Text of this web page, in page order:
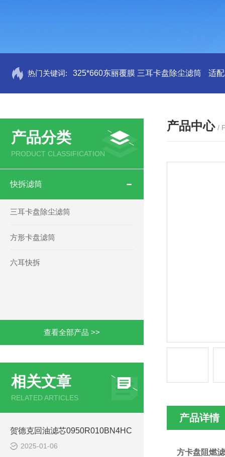
热门关键词: 325*660东丽覆膜 三耳卡盘除尘滤筒 适
产品分类
PRODUCT CLASSIFICATION
快拆滤筒
三耳卡盘除尘滤筒
方形卡盘滤筒
六耳快拆
查看全部产品 >>
相关文章
RELATED ARTICLES
贺德克回油滤芯0950R010BN4HC
2025-01-06
产品中心 /
产品详情
方卡盘阻燃